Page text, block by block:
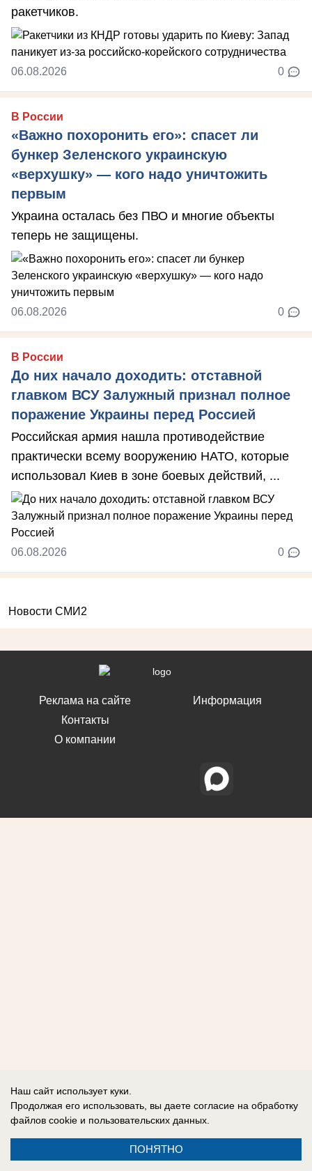
ракетчиков.
06.08.2026 0
В России
«Важно похоронить его»: спасет ли
бункер Зеленского украинскую
«верхушку» — кого надо уничтожить
первым
Украина осталась без ПВО и многие объекты
теперь не защищены.
06.08.2026 0
В России
До них начало доходить: отставной
главком ВСУ Залужный признал полное
поражение Украины перед Россией
Российская армия нашла противодействие
практически всему вооружению НАТО, которые
использовал Киев в зоне боевых действий, ...
06.08.2026 0
Новости СМИ2
Реклама на сайте
Контакты
О компании
Информация
Наш сайт использует куки.
Продолжая его использовать, вы даете согласие на обработку
файлов cookie и пользовательских данных.
ПОНЯТНО